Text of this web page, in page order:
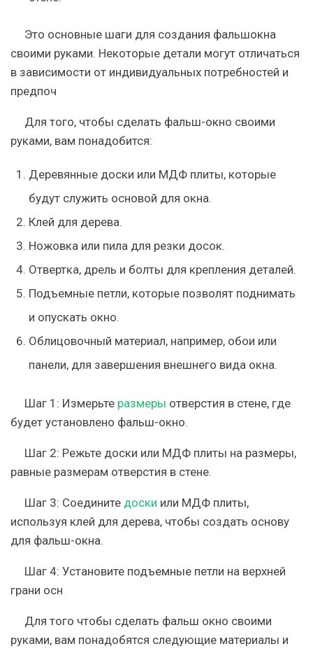
Это основные шаги для создания фальшокна
своими руками. Некоторые детали могут отличаться
в зависимости от индивидуальных потребностей и
предпоч
Для того, чтобы сделать фальш-окно своими
руками, вам понадобится:
Деревянные доски или МДФ плиты, которые
будут служить основой для окна.
Клей для дерева.
Ножовка или пила для резки досок.
Отвертка, дрель и болты для крепления деталей.
Подъемные петли, которые позволят поднимать
и опускать окно.
Облицовочный материал, например, обои или
панели, для завершения внешнего вида окна.
Шаг 1: Измерьте размеры отверстия в стене, где
будет установлено фальш-окно.
Шаг 2: Режьте доски или МДФ плиты на размеры,
равные размерам отверстия в стене.
Шаг 3: Соедините доски или МДФ плиты,
используя клей для дерева, чтобы создать основу
для фальш-окна.
Шаг 4: Установите подъемные петли на верхней
грани осн
Для того чтобы сделать фальш окно своими
руками, вам понадобятся следующие материалы и